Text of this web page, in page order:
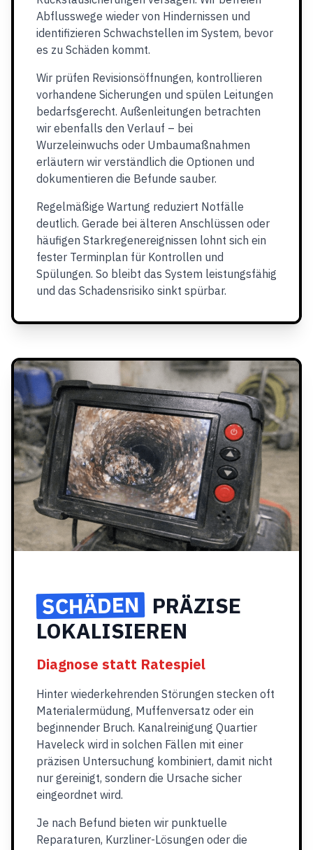
Abflusswege wieder von Hindernissen und
identifizieren Schwachstellen im System, bevor
es zu Schäden kommt.
Wir prüfen Revisionsöffnungen, kontrollieren
vorhandene Sicherungen und spülen Leitungen
bedarfsgerecht. Außenleitungen betrachten
wir ebenfalls den Verlauf – bei
Wurzeleinwuchs oder Umbaumaßnahmen
erläutern wir verständlich die Optionen und
dokumentieren die Befunde sauber.
Regelmäßige Wartung reduziert Notfälle
deutlich. Gerade bei älteren Anschlüssen oder
häufigen Starkregenereignissen lohnt sich ein
fester Terminplan für Kontrollen und
Spülungen. So bleibt das System leistungsfähig
und das Schadensrisiko sinkt spürbar.
SCHÄDEN PRÄZISE
LOKALISIEREN
Diagnose statt Ratespiel
Hinter wiederkehrenden Störungen stecken oft
Materialermüdung, Muffenversatz oder ein
beginnender Bruch. Kanalreinigung Quartier
Haveleck wird in solchen Fällen mit einer
präzisen Untersuchung kombiniert, damit nicht
nur gereinigt, sondern die Ursache sicher
eingeordnet wird.
Je nach Befund bieten wir punktuelle
Reparaturen, Kurzliner-Lösungen oder die